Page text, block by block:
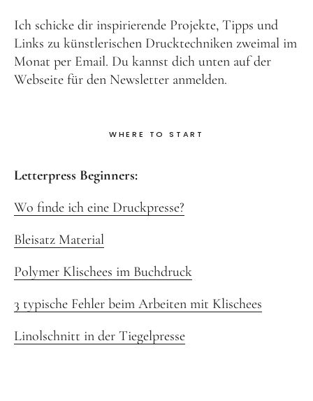
Ich schicke dir inspirierende Projekte, Tipps und
Links zu künstlerischen Drucktechniken zweimal im
Monat per Email. Du kannst dich unten auf der
Webseite für den Newsletter anmelden.
WHERE TO START
Letterpress Beginners:
Wo finde ich eine Druckpresse?
Bleisatz Material
Polymer Klischees im Buchdruck
3 typische Fehler beim Arbeiten mit Klischees
Linolschnitt in der Tiegelpresse